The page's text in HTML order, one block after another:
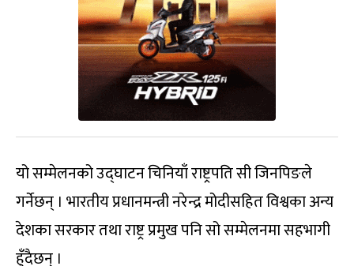
यो सम्मेलनको उद्घाटन चिनियाँ राष्ट्रपति सी जिनपिङले
गर्नेछन् । भारतीय प्रधानमन्त्री नरेन्द्र मोदीसहित विश्वका अन्य
देशका सरकार तथा राष्ट्र प्रमुख पनि सो सम्मेलनमा सहभागी
हुँदैछन् ।